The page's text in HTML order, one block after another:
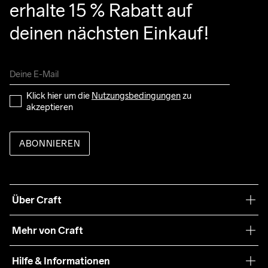
erhalte 15 % Rabatt auf
deinen nächsten Einkauf!
Klick hier um die Nutzungsbedingungen zu
akzeptieren
ABONNIEREN
Über Craft
Nachhaltigkeit
Mehr von Craft
Hilfe & Informationen